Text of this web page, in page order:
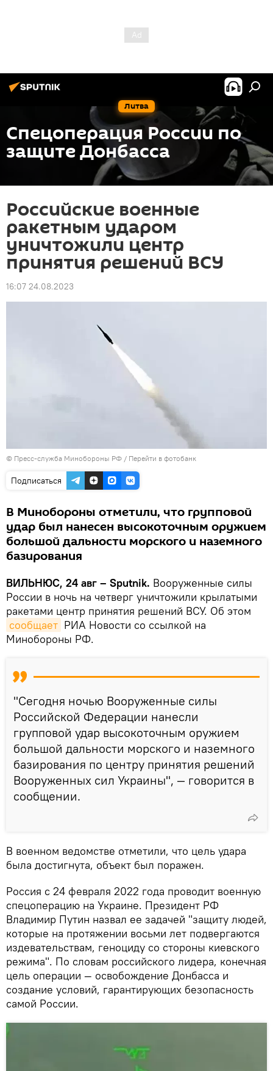
Литва
Спецоперация России по
защите Донбасса
Российские военные
ракетным ударом
уничтожили центр
принятия решений ВСУ
16:07 24.08.2023
© Пресс-служба Минобороны РФ / Перейти в фотобанк
Подписаться
В Минобороны отметили, что групповой
удар был нанесен высокоточным оружием
большой дальности морского и наземного
базирования
ВИЛЬНЮС, 24 авг – Sputnik. Вооруженные силы
России в ночь на четверг уничтожили крылатыми
ракетами центр принятия решений ВСУ. Об этом
сообщает РИА Новости со ссылкой на
Минобороны РФ.
"Сегодня ночью Вооруженные силы
Российской Федерации нанесли
групповой удар высокоточным оружием
большой дальности морского и наземного
базирования по центру принятия решений
Вооруженных сил Украины", — говорится в
сообщении.
В военном ведомстве отметили, что цель удара
была достигнута, объект был поражен.
Россия с 24 февраля 2022 года проводит военную
спецоперацию на Украине. Президент РФ
Владимир Путин назвал ее задачей "защиту людей,
которые на протяжении восьми лет подвергаются
издевательствам, геноциду со стороны киевского
режима". По словам российского лидера, конечная
цель операции — освобождение Донбасса и
создание условий, гарантирующих безопасность
самой России.